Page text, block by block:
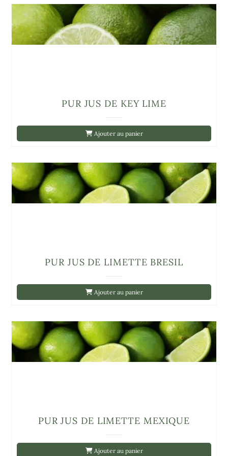
Ajouter au panier
PUR JUS DE KEY LIME
Ajouter au panier
PUR JUS DE LIMETTE BRESIL
Ajouter au panier
PUR JUS DE LIMETTE MEXIQUE